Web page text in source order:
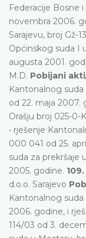
Federacije Bosne
novembra 2006.
Sarajevu, broj Gž-
Općinskog suda I
augusta 2001.
M.D. Pobijani
Kantonalnog
od 22. maja 2007.
Orašju broj 025-
• rješenje
000 041 od 25.
suda za prekršaje
2005. godine.
d.o.o. Sarajevo
Kantonalnog suda
2006. godine, i
114/03 od 3.